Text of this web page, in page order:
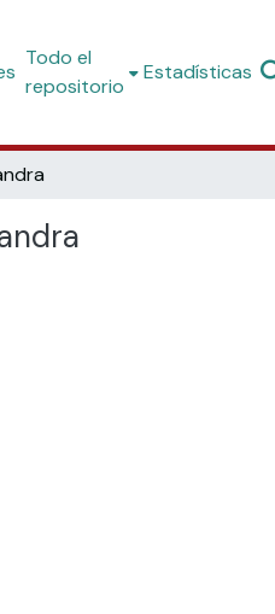
Todo el
repositorio
Estadísticas